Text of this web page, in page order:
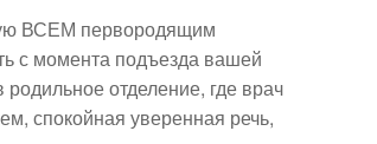
ВСЕМ первородящим
с момента подъезда вашей
отделение, где врач
спокойная уверенная речь,